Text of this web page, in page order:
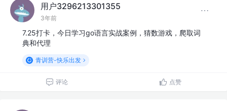
用户3296213301355
3年前
7.25打卡，今日学习go语言实战案例，猜数游戏，爬取词
典和代理
青训营-快乐出发
评论 点赞